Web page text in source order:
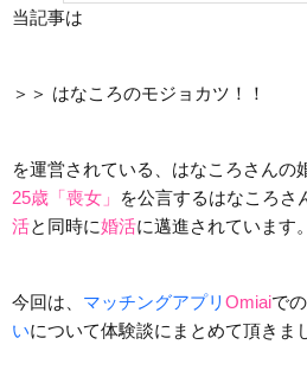
当記事は
＞＞ はなころのモジョカツ！！
を運営されている、はなころさんの
25歳「喪女」
を公言するはなころさ
活と同時に婚活に邁進されています。
今回は、 マッチングアプリ Omiaiで
いについて体験談にまとめて頂きま